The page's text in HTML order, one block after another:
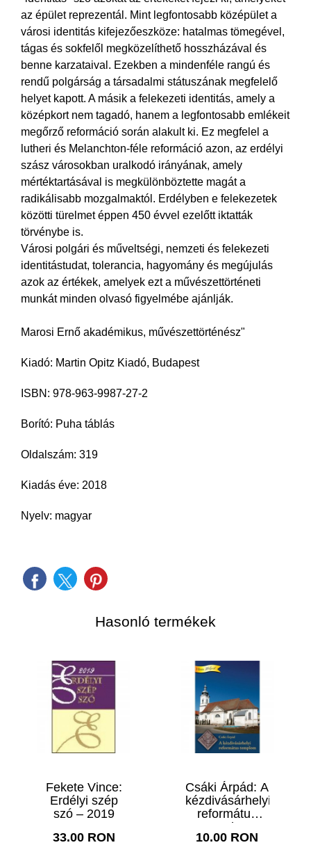
az épület reprezentál. Mint legfontosabb középület a
városi identitás kifejezőeszköze: hatalmas tömegével,
tágas és sokfelől megközelíthető hosszházával és
benne karzataival. Ezekben a mindenféle rangú és
rendű polgárság a társadalmi státuszának megfelelő
helyet kapott. A másik a felekezeti identitás, amely a
középkort nem tagadó, hanem a legfontosabb emlékeit
megőrző reformáció során alakult ki. Ez megfelel a
lutheri és Melanchton-féle reformáció azon, az erdélyi
szász városokban uralkodó irányának, amely
mértéktartásával is megkülönböztette magát a
radikálisabb mozgalmaktól. Erdélyben e felekezetek
közötti türelmet éppen 450 évvel ezelőtt iktatták
törvénybe is.
Városi polgári és műveltségi, nemzeti és felekezeti
identitástudat, tolerancia, hagyomány és megújulás
azok az értékek, amelyek ezt a művészettörténeti
munkát minden olvasó figyelmébe ajánlják.
Marosi Ernő akadémikus, művészettörténész"
Kiadó: Martin Opitz Kiadó, Budapest
ISBN: 978-963-9987-27-2
Borító: Puha táblás
Oldalszám: 319
Kiadás éve: 2018
Nyelv: magyar
Hasonló termékek
Fekete Vince:
Erdélyi szép
szó – 2019
33.00 RON
Csáki Árpád: A
kézdivásárhelyi
református
templom
10.00 RON